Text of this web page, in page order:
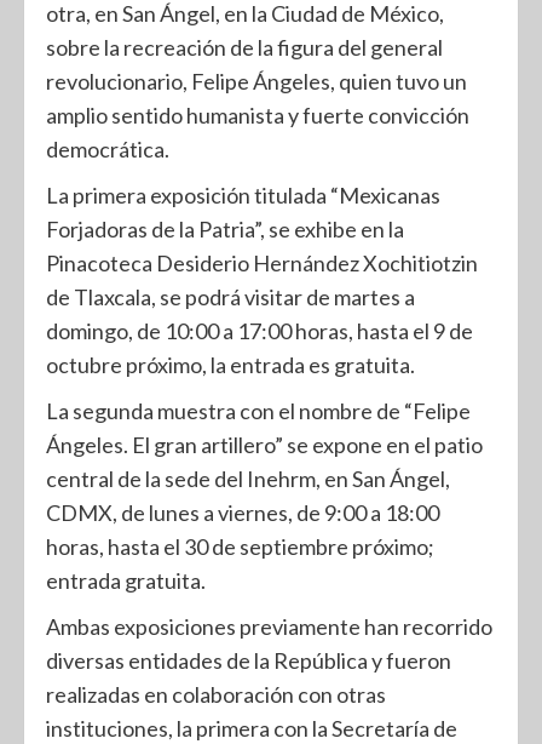
otra, en San Ángel, en la Ciudad de México,
sobre la recreación de la figura del general
revolucionario, Felipe Ángeles, quien tuvo un
amplio sentido humanista y fuerte convicción
democrática.
La primera exposición titulada “Mexicanas
Forjadoras de la Patria”, se exhibe en la
Pinacoteca Desiderio Hernández Xochitiotzin
de Tlaxcala, se podrá visitar de martes a
domingo, de 10:00 a 17:00 horas, hasta el 9 de
octubre próximo, la entrada es gratuita.
La segunda muestra con el nombre de “Felipe
Ángeles. El gran artillero” se expone en el patio
central de la sede del Inehrm, en San Ángel,
CDMX, de lunes a viernes, de 9:00 a 18:00
horas, hasta el 30 de septiembre próximo;
entrada gratuita.
Ambas exposiciones previamente han recorrido
diversas entidades de la República y fueron
realizadas en colaboración con otras
instituciones, la primera con la Secretaría de